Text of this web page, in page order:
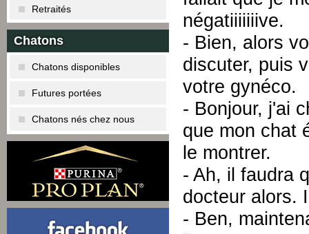
Retraités
Chatons
Chatons disponibles
Futures portées
Chatons nés chez nous
négatiiiiiiive.
- Bien, alors
discuter, puis
votre gynéco.
- Bonjour, j'ai
que mon chat
le montrer.
- Ah, il faudra
docteur alors.
- Ben,